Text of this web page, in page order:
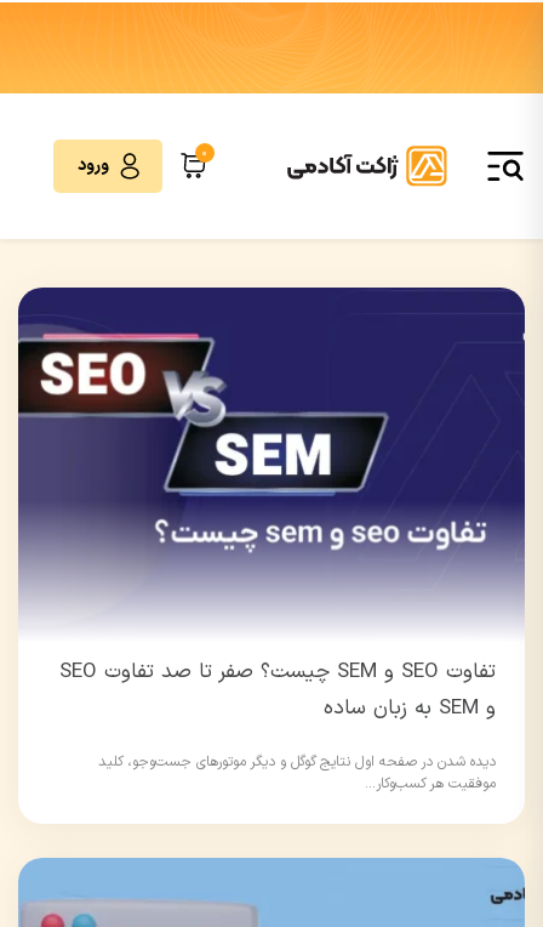
0
ورود
تفاوت SEO و SEM چیست؟ صفر تا صد تفاوت SEO
و SEM به زبان ساده
دیده شدن در صفحه اول نتایج گوگل و دیگر موتورهای جست‌وجو، کلید
موفقیت هر کسب‌وکار...